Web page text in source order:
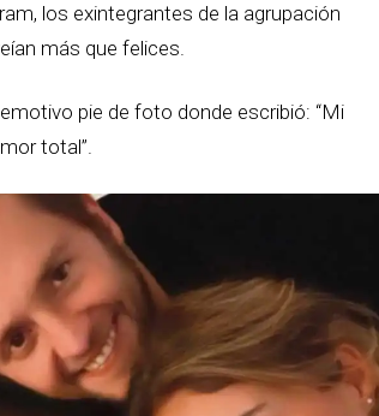
los exintegrantes de la agrupación
más que felices.
pie de foto donde escribió: “Mi
total”.